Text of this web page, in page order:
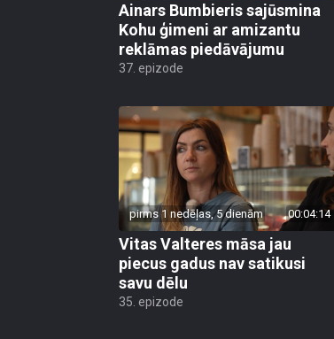
Ainars Bumbieris sajūsmina
Kohu ģimeni ar amizantu
reklāmas piedāvājumu
37. epizode
pirms 1 nedēļas, 5 dienām 00:04:14
Vitas Valteres māsa jau
piecus gadus nav satikusi
savu dēlu
35. epizode